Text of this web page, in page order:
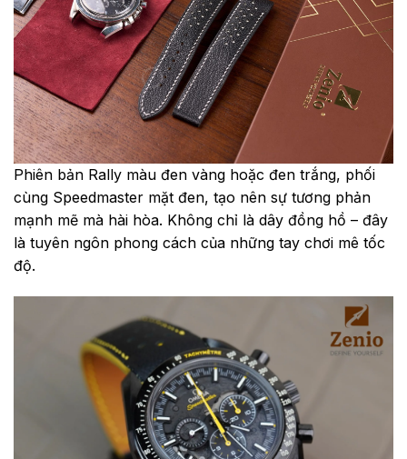
Phiên bản Rally màu đen vàng hoặc đen trắng, phối
cùng Speedmaster mặt đen, tạo nên sự tương phản
mạnh mẽ mà hài hòa. Không chỉ là dây đồng hồ – đây
là tuyên ngôn phong cách của những tay chơi mê tốc
độ.